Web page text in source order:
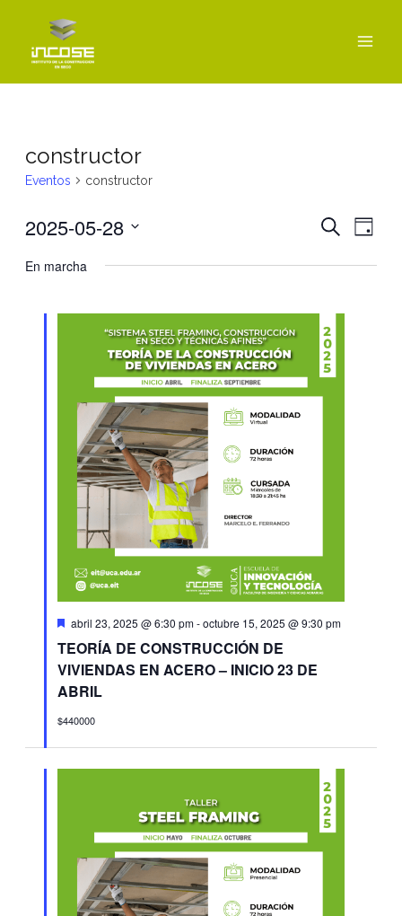
contenido
constructor
Eventos constructor
y
vistas
de
Eventos
BUSCAR
DÍA
2025-05-28
fecha.
En marcha
Destacado
abril 23, 2025 @ 6:30 pm-octubre 15, 2025 @ 9:30 pm
TEORÍA DE CONSTRUCCIÓN DE
VIVIENDAS EN ACERO – INICIO 23 DE
ABRIL
$440000